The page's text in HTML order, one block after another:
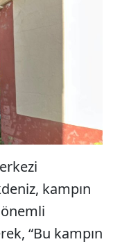
kampın
“Bu kampın